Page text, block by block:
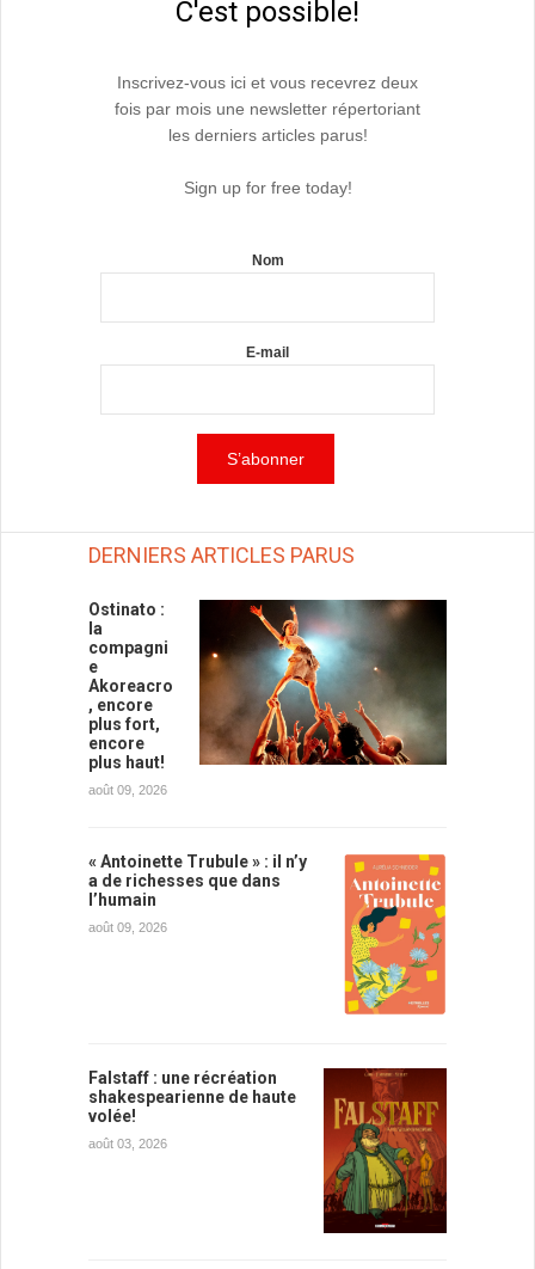
C'est possible!
Inscrivez-vous ici et vous recevrez deux
fois par mois une newsletter répertoriant
les derniers articles parus!
Sign up for free today!
Nom
E-mail
DERNIERS ARTICLES PARUS
Ostinato :
la
compagni
e
Akoreacro
, encore
plus fort,
encore
plus haut!
août 09, 2026
« Antoinette Trubule » : il n’y
a de richesses que dans
l’humain
août 09, 2026
Falstaff : une récréation
shakespearienne de haute
volée!
août 03, 2026